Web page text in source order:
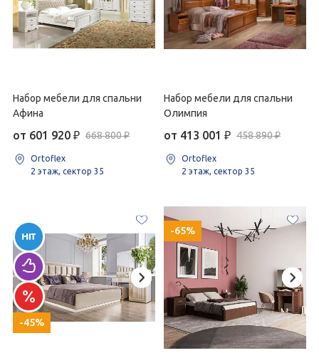
Набор мебели для спальни
Афина
от 601 920 ₽ 668 800 ₽
Ortoflex
2 этаж, сектор 35
Набор мебели для спальни
Олимпия
от 413 001 ₽ 458 890 ₽
Ortoflex
2 этаж, сектор 35
-45%
-65%